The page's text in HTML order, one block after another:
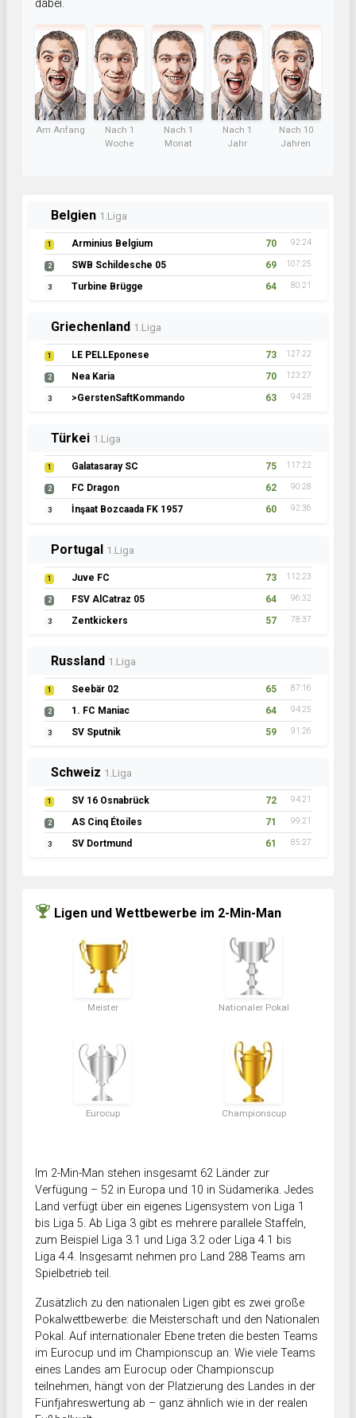
dabei.
Am Anfang
Nach 1
Woche
Nach 1
Monat
Nach 1
Jahr
Nach 10
Jahren
Belgien 1.Liga
1 Arminius Belgium 70 92:24
2 SWB Schildesche 05 69 107:25
3 Turbine Brügge 64 80:21
Griechenland 1.Liga
1 LE PELLEponese 73 127:22
2 Nea Karia 70 123:27
3 >GerstenSaftKommando 63 94:28
Türkei 1.Liga
1 Galatasaray SC 75 117:22
2 FC Dragon 62 90:28
3 İnşaat Bozcaada FK 1957 60 92:36
Portugal 1.Liga
1 Juve FC 73 112:23
2 FSV AlCatraz 05 64 96:32
3 Zentkickers 57 78:37
Russland 1.Liga
1 Seebär 02 65 87:16
2 1. FC Maniac 64 94:25
3 SV Sputnik 59 91:26
Schweiz 1.Liga
1 SV 16 Osnabrück 72 94:21
2 AS Cinq Étoiles 71 99:21
3 SV Dortmund 61 85:27
Ligen und Wettbewerbe im 2-Min-Man
Meister Nationaler Pokal
Eurocup Championscup
Im 2-Min-Man stehen insgesamt 62 Länder zur
Verfügung – 52 in Europa und 10 in Südamerika. Jedes
Land verfügt über ein eigenes Ligensystem von Liga 1
bis Liga 5. Ab Liga 3 gibt es mehrere parallele Staffeln,
zum Beispiel Liga 3.1 und Liga 3.2 oder Liga 4.1 bis
Liga 4.4. Insgesamt nehmen pro Land 288 Teams am
Spielbetrieb teil.
Zusätzlich zu den nationalen Ligen gibt es zwei große
Pokalwettbewerbe: die Meisterschaft und den Nationalen
Pokal. Auf internationaler Ebene treten die besten Teams
im Eurocup und im Championscup an. Wie viele Teams
eines Landes am Eurocup oder Championscup
teilnehmen, hängt von der Platzierung des Landes in der
Fünfjahreswertung ab – ganz ähnlich wie in der realen